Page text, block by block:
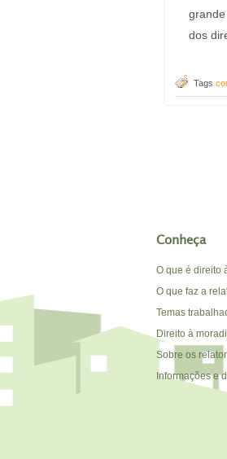
dos
Tags
Conheça
O que é direito
O que faz a
Temas
Direito à
Sobre os
Informações e